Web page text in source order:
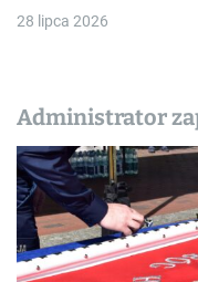
28 lipca 2026
Administrator